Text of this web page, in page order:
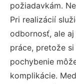
požiadavkám.
Pri realizácií
odbornosť, ale
práce, pretože
pochybenie
komplikácie.